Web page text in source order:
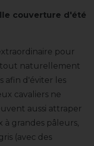
couverture d'été
pour
tout naturellement
afin d'éviter les
cavaliers ne
aussi attraper
à grandes pâleurs,
(avec des